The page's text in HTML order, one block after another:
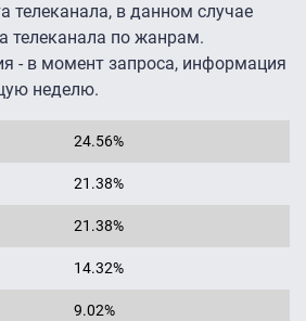
телеканала, в данном случае
телеканала по жанрам.
- в момент запроса, информация
неделю.
24.56%
21.38%
21.38%
14.32%
9.02%